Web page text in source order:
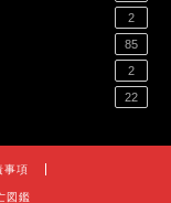
2
85
2
22
事項
図鑑